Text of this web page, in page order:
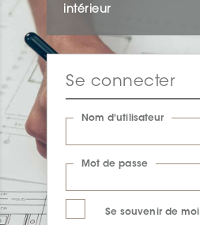
intérieur
Se connecter
Nom d'utilisateur
Mot de passe
Se souvenir de moi